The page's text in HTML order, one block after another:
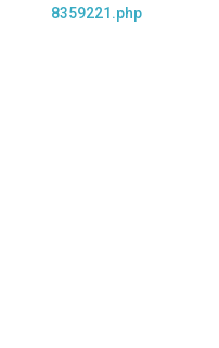
8359221.php